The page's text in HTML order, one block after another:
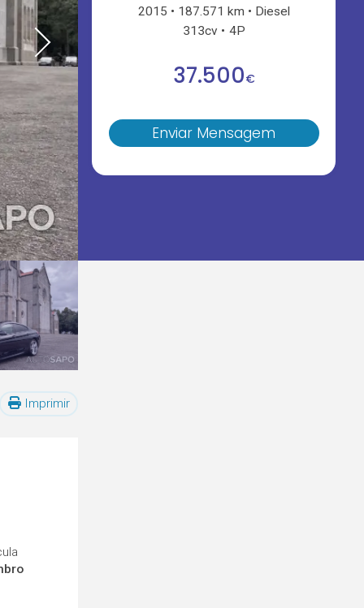
2015 187.571 km
Diesel
313cv
4P
37.500€
Enviar Mensagem
Imprimir